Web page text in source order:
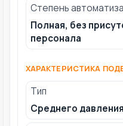
Степень
Полная, без
персонала
ХАРАКТЕРИСТИКА
Тип
Среднего давления